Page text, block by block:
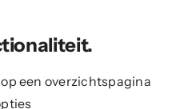
een overzichtspagina